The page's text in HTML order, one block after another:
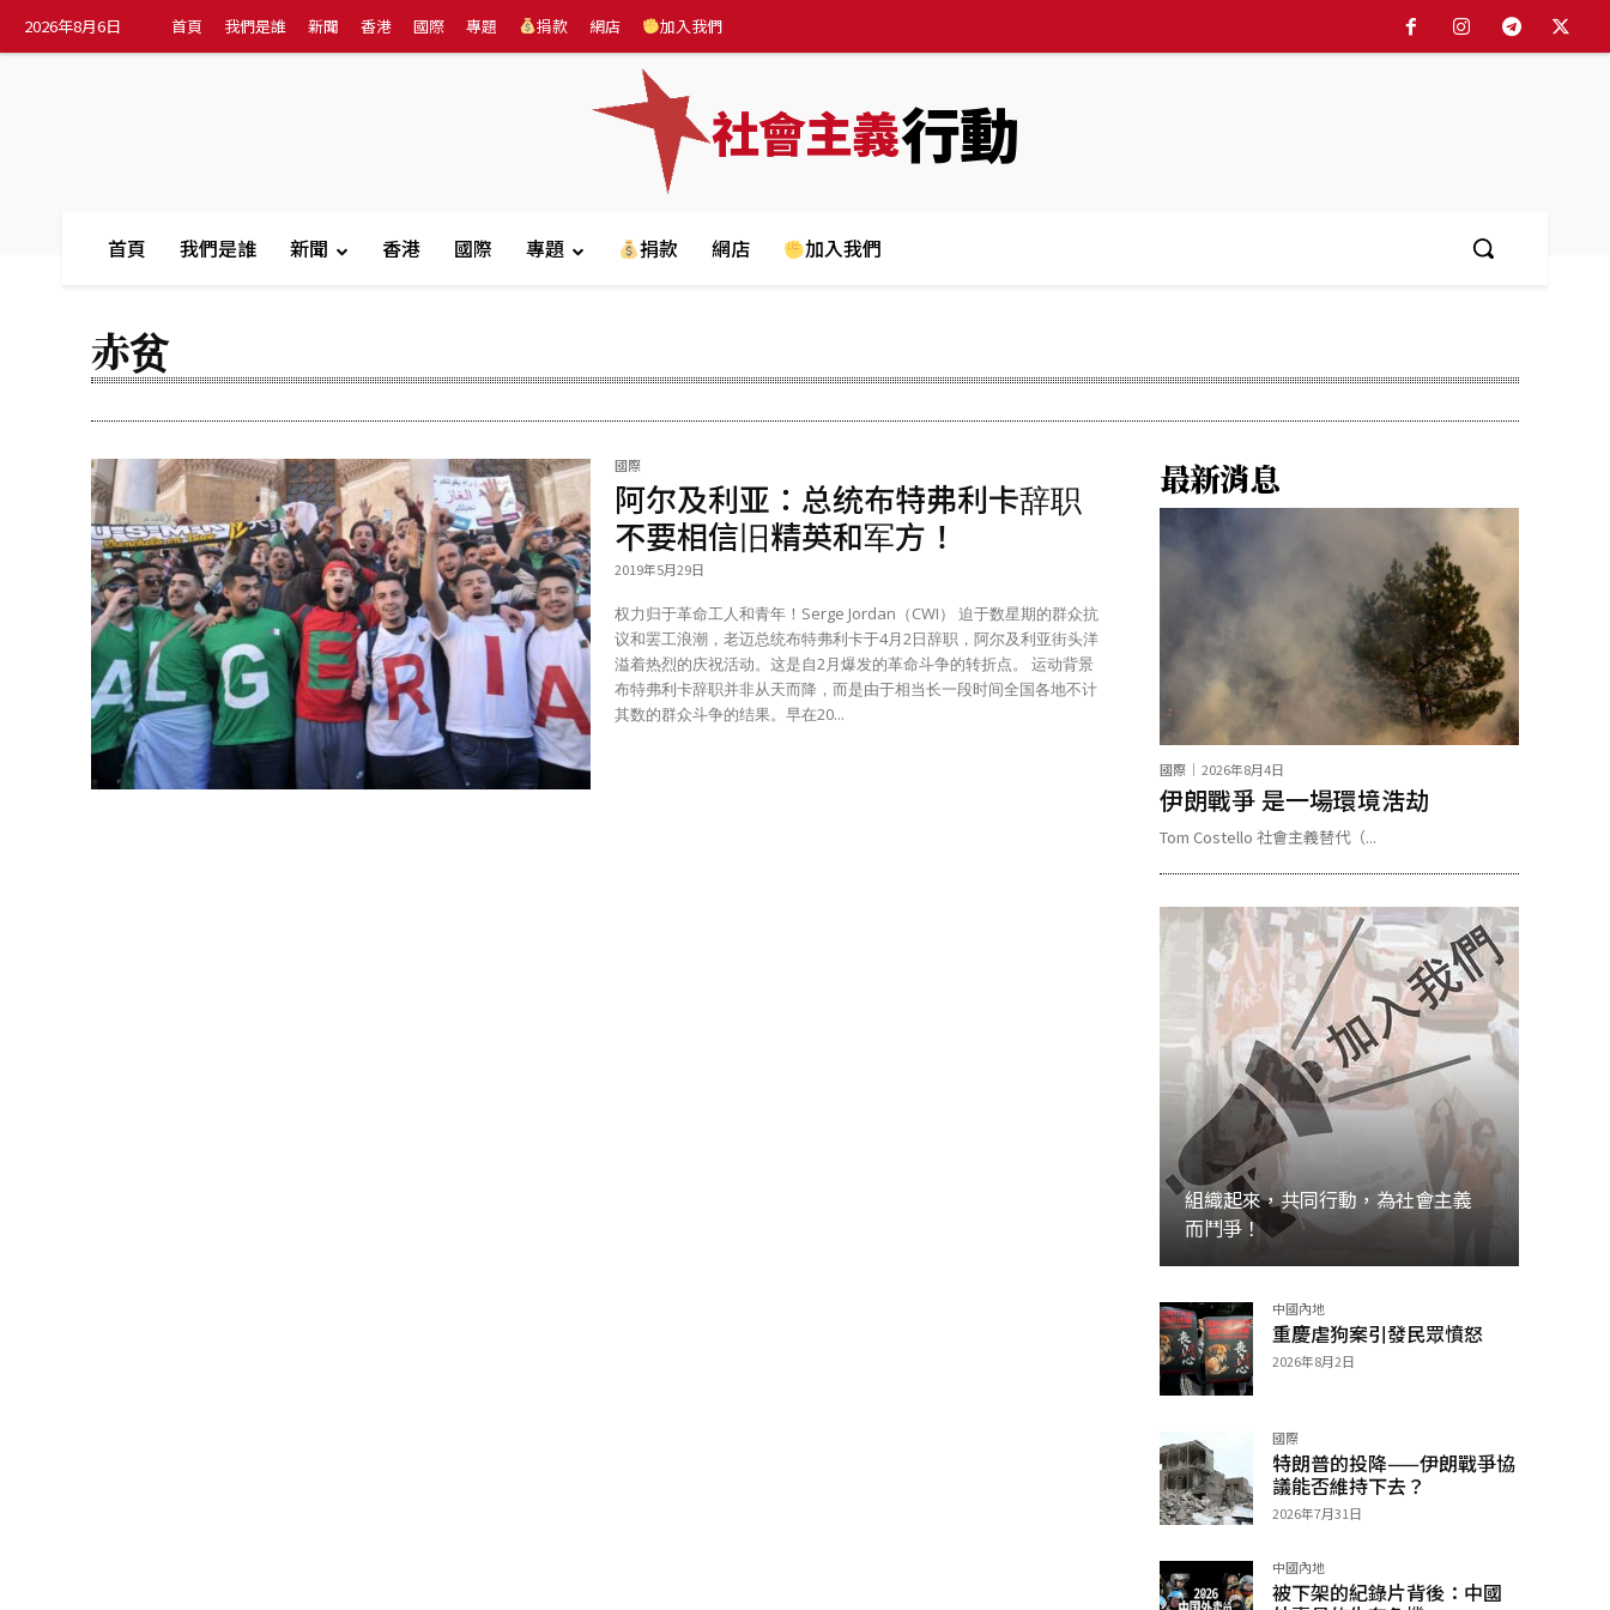
2026年8月6日 首頁 我們是誰 新聞 香港 國際 專題 捐款 網店 加入我們
社會主義行動
首頁 我們是誰 新聞 香港 國際 專題 捐款 網店 加入我們
赤贫
國際
阿尔及利亚：总统布特弗利卡辞职
不要相信旧精英和军方！
2019年5月29日
权力归于革命工人和青年！Serge Jordan（CWI） 迫于数星期的群众抗
议和罢工浪潮，老迈总统布特弗利卡于4月2日辞职，阿尔及利亚街头洋
溢着热烈的庆祝活动。这是自2月爆发的革命斗争的转折点。 运动背景
布特弗利卡辞职并非从天而降，而是由于相当长一段时间全国各地不计
其数的群众斗争的结果。早在20...
最新消息
國際 2026年8月4日
伊朗戰爭 是一場環境浩劫
Tom Costello 社會主義替代（...
組織起來，共同行動，為社會主義
而鬥爭！
加入 中國內地
重慶虐狗案引發民眾憤怒
2026年8月2日
國際
特朗普的投降——伊朗戰爭協
議能否維持下去？
2026年7月31日
中國內地
被下架的紀錄片背後：中國